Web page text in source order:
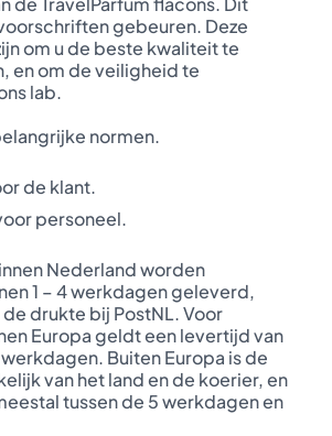
gebeuren. Deze
om u de beste kwaliteit te
en om de veiligheid te
lab.
normen.
de klant.
personeel.
Nederland worden
1 – 4 werkdagen geleverd,
drukte bij PostNL. Voor
Europa geldt een levertijd van
Buiten Europa is de
van het land en de koerier, en
tussen de 5 werkdagen en